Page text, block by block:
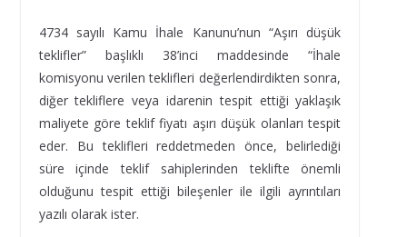
4734 sayılı Kamu İhale Kanunu’nun “Aşırı düşük
teklifler” başlıklı 38’inci maddesinde “İhale
komisyonu verilen teklifleri değerlendirdikten sonra,
diğer tekliflere veya idarenin tespit ettiği yaklaşık
maliyete göre teklif fiyatı aşırı düşük olanları tespit
eder. Bu teklifleri reddetmeden önce, belirlediği
süre içinde teklif sahiplerinden teklifte önemli
olduğunu tespit ettiği bileşenler ile ilgili ayrıntıları
yazılı olarak ister.